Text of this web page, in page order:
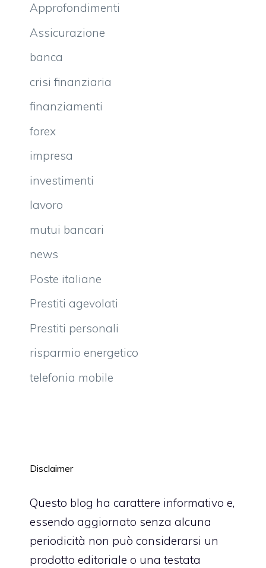
Approfondimenti
Assicurazione
banca
crisi finanziaria
finanziamenti
forex
impresa
investimenti
lavoro
mutui bancari
news
Poste italiane
Prestiti agevolati
Prestiti personali
risparmio energetico
telefonia mobile
Disclaimer
Questo blog ha carattere informativo e,
essendo aggiornato senza alcuna
periodicità non può considerarsi un
prodotto editoriale o una testata